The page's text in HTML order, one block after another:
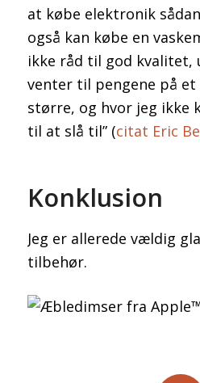
at købe elektronik
også kan købe en
ikke råd til god kvalitet,
venter til pengene på
større, og hvor jeg ikke
til at slå til” (citat Eric
Konklusion
Jeg er allerede vældig
tilbehør.